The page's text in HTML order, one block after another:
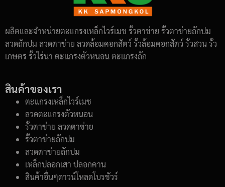
ผลิตและจำหน่ายตะแกรงเหล็กไวร์เมช รั้วตาข่าย รั้วตาข่ายถักปม
ลวดถักปม ลวดตาข่าย ลวดล้อมคอกสัตว์ รั้วล้อมคอกสัตว์ รั้วสวน รั้ว
เกษตร รั้วไร่นา ตะแกรงตัวหนอน ตะแกรงถัก
สินค้าของเรา
ตะแกรงเหล็กไวร์เมช
ลวดตะแกรงตัวหนอน
รั้วตาข่าย ลวดตาข่าย
รั้วตาข่ายถักปม
ลวดตาข่ายถักปม
เหล็กปลอกเสา ปลอกคาน
สินค้าอื่นๆดาวน์โหลดโบรชัวร์